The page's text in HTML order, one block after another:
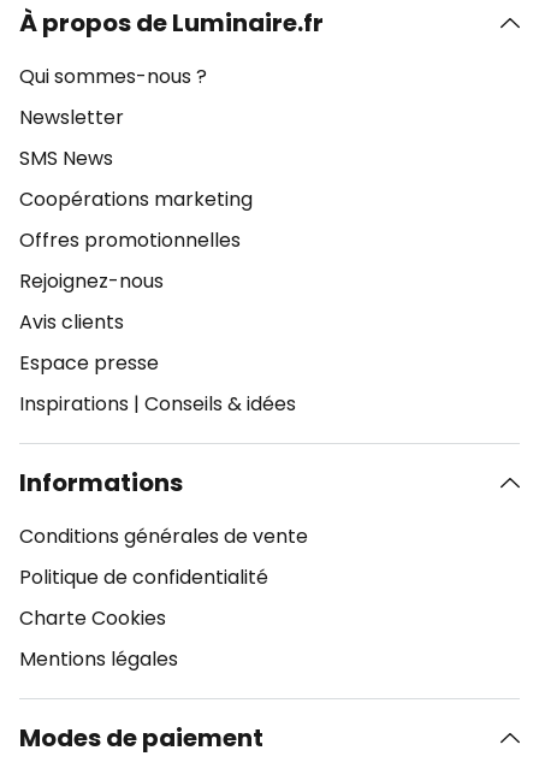
À propos de Luminaire.fr
Qui sommes-nous ?
Newsletter
SMS News
Coopérations marketing
Offres promotionnelles
Rejoignez-nous
Avis clients
Espace presse
Inspirations | Conseils & idées
Informations
Conditions générales de vente
Politique de confidentialité
Charte Cookies
Mentions légales
Modes de paiement